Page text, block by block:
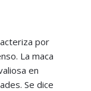
por
La maca
en
Se dice